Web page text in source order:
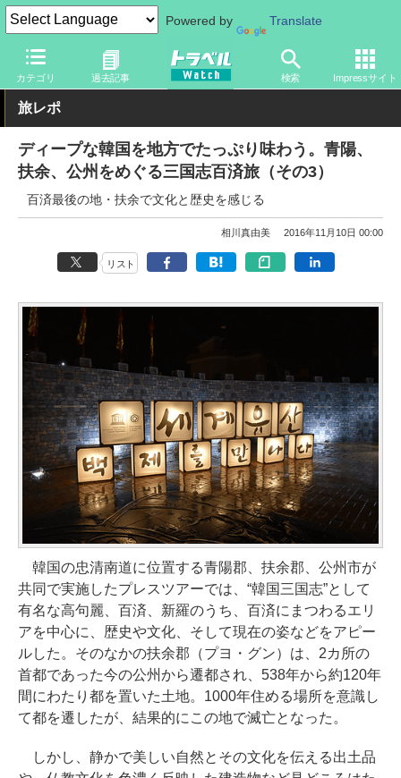
Powered by Translate
カテゴリ 過去記事 検索 Impressサイト
トラベル Watch 地域 海外旅行 東アジア
旅レポ
ディープな韓国を地方でたっぷり味わう。青陽、
扶余、公州をめぐる三国志百済旅（その3）
百済最後の地・扶余で文化と歴史を感じる
相川真由美 2016年11月10日 00:00
リスト
韓国の忠清南道に位置する青陽郡、扶余郡、公州市が
共同で実施したプレスツアーでは、“韓国三国志”として
有名な高句麗、百済、新羅のうち、百済にまつわるエリ
アを中心に、歴史や文化、そして現在の姿などをアピー
ルした。そのなかの扶余郡（プヨ・グン）は、2カ所の
首都であった今の公州から遷都され、538年から約120年
間にわたり都を置いた土地。1000年住める場所を意識し
て都を遷したが、結果的にこの地で滅亡となった。
しかし、静かで美しい自然とその文化を伝える出土品